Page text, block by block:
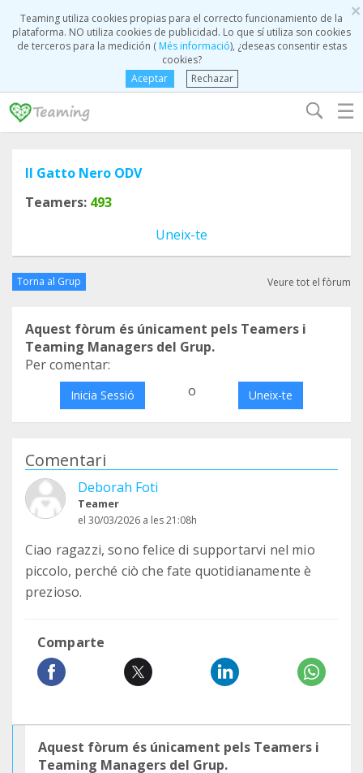
×
Teaming utiliza cookies propias para el correcto funcionamiento de la
plataforma. NO utiliza cookies de publicidad. Lo que sí utiliza son cookies
de terceros para la medición (Més informació), ¿deseas consentir estas
cookies?
Aceptar
Rechazar
☰
Il Gatto Nero ODV
Teamers: 493
Uneix-te
Torna al Grup Veure tot el fòrum
Aquest fòrum és únicament pels Teamers i
Teaming Managers del Grup.
Per comentar:
Inicia Sessió o Uneix-te
Comentari
Deborah Foti
Teamer
el 30/03/2026 a les 21:08h
Ciao ragazzi, sono felice di supportarvi nel mio
piccolo, perché ciò che fate quotidianamente è
prezioso.
Comparte
Aquest fòrum és únicament pels Teamers i
Teaming Managers del Grup.